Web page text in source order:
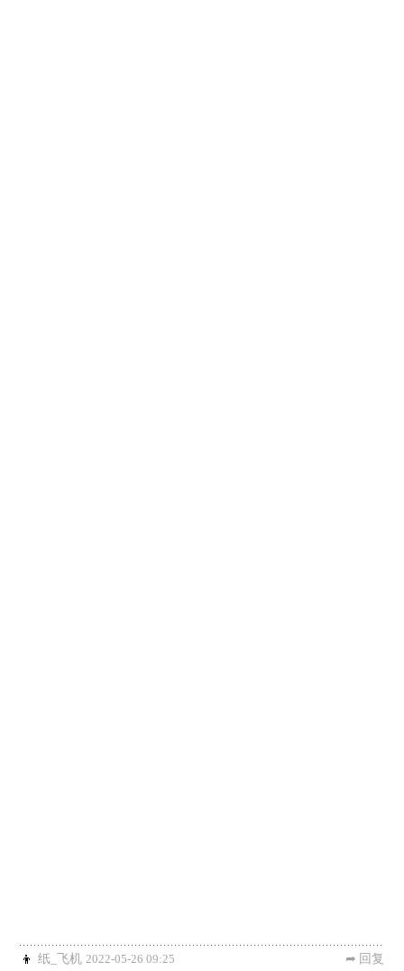
纸_飞机 2022-05-26 09:25 回复